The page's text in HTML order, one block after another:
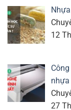
12
nhựa
27